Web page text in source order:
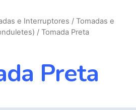
e Interruptores / Tomadas e
/ Tomada Preta
Preta